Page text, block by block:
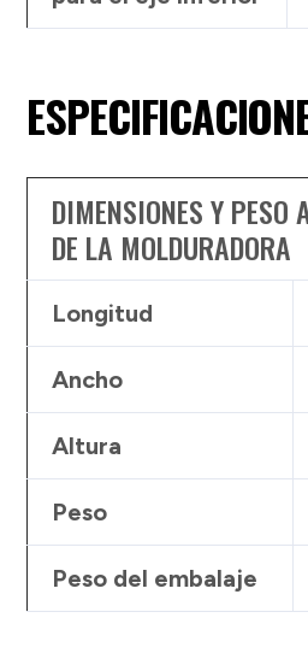
DIMENSIONES Y PESO
DE LA MOLDURADORA
Longitud
Ancho
Altura
Peso
Peso del embalaje